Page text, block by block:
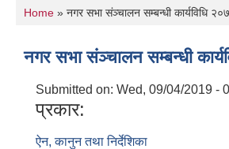
You are here
Home » नगर सभा संञ्चालन सम्बन्धी कार्यविधि
नगर सभा संञ्चालन सम्बन्धी
Submitted on: Wed, 09/04/2019 -
प्रकार:
ऐन, कानुन तथा निर्देशिका